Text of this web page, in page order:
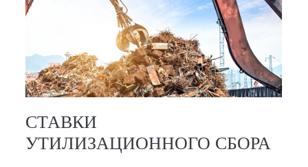
СТАВКИ
УТИЛИЗАЦИОННОГО СБОРА